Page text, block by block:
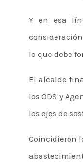
Y en esa
lo que debe
El alcalde
los ODS y
los ejes de
Coincidieron